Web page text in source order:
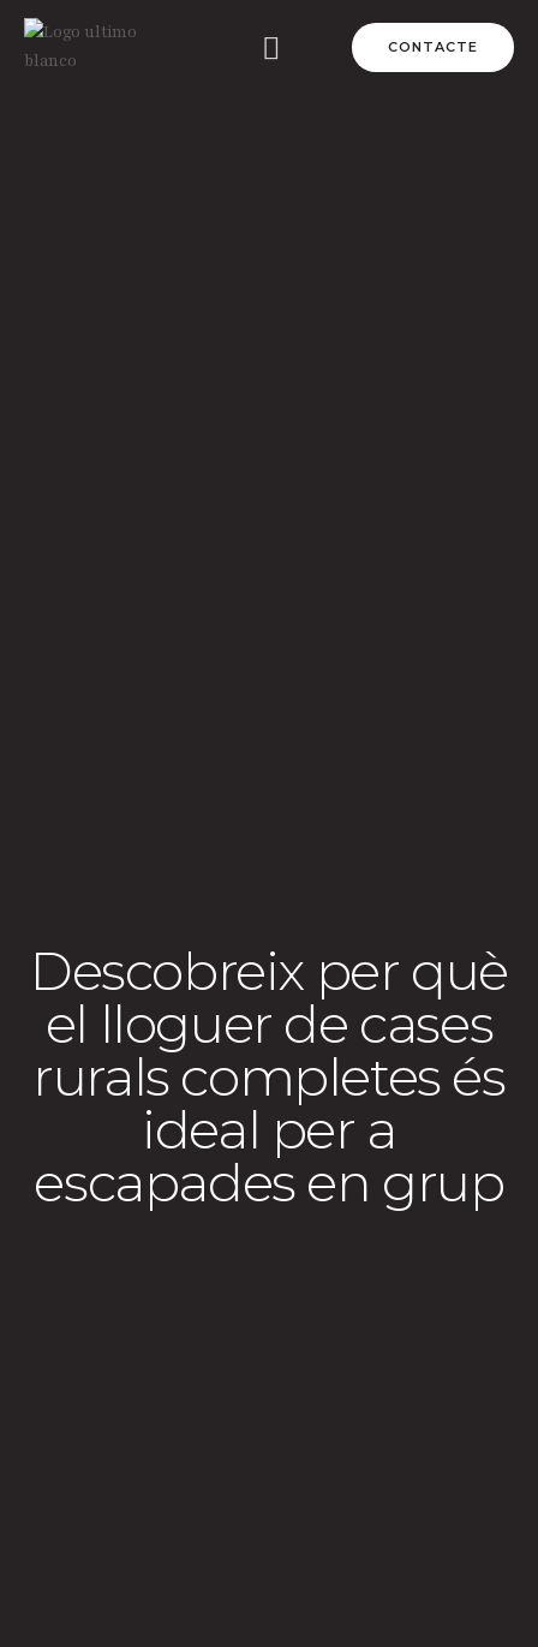
CONTACTE
Descobreix per què
el lloguer de cases
rurals completes és
ideal per a
escapades en grup